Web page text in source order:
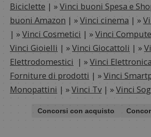
Biciclette | »Vinci buoni Spesa e
buoni Amazon | »Vinci cinema | »
| »Vinci Cosmetici | »Vinci
Vinci Gioielli | »Vinci Giocattoli | »
Elettrodomestici | »Vinci Elettronica
Forniture di prodotti | »Vinci
Monopattini | »Vinci Tv | »Vinci
Concorsi con acquisto